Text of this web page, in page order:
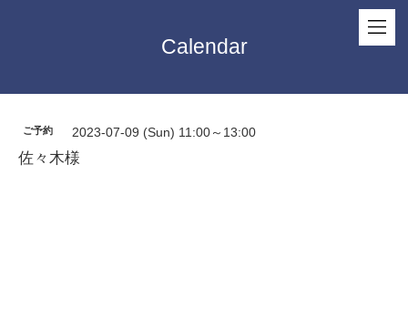
Calendar
ご予約 2023-07-09 (Sun) 11:00～13:00
佐々木様